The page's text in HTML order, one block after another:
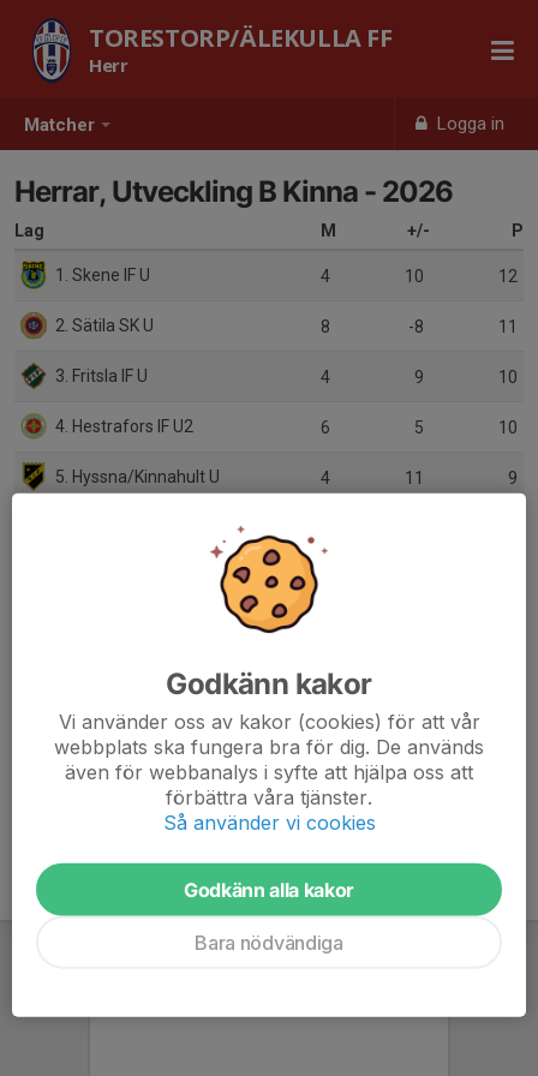
Matcher Logga in
TORESTORP/ÄLEKULLA FF
Herr
Herrar, Utveckling B Kinna - 2026
Lag M +/- P
1. Skene IF U 4 10 12
2. Sätila SK U 8 -8 11
3. Fritsla IF U 4 9 10
4. Hestrafors IF U2 6 5 10
5. Hyssna/Kinnahult U 4 11 9
9. TÄFF/Öxabäck U 4
10. Vakant Lag 1 0 0
11. Vakant Lag 2 0 0
Godkänn kakor
Vi använder oss av kakor (cookies) för att vår
webbplats ska fungera bra för dig. De används
även för webbanalys i syfte att hjälpa oss att
förbättra våra tjänster.
Så använder vi cookies
Godkänn alla kakor
Bara nödvändiga